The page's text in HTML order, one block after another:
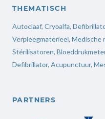
THEMATISCH
Autoclaaf, Cryoalfa,
Verpleegmaterieel, Medische
Stérilisatoren,
Defibrillator, Acupunctuur,
PARTNERS